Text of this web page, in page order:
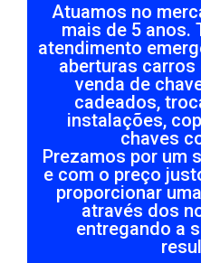
Atuamos no
mais de 5 anos.
atendimento
aberturas carros
venda de
cadeados,
instalações,
chaves
Prezamos por um
e com o preço
proporcionar
através dos
entregando a